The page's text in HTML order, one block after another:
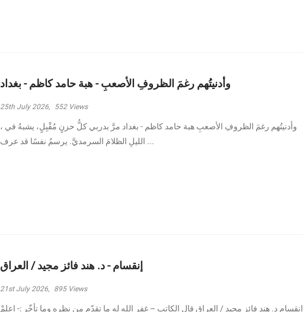
وأدنيتُهم رغمَ الظروفِ الأصعبِ - هبة حامد كاظم - بغداد
25th July 2026, 552Views
، وأدنيتُهم رغمَ الظروفِ الأصعبِ هبة حامد كاظم - بغداد مرَّ بدربي كلُّ حزنٍ مُقْبِلٍ، يشبهُ في
الليلِ الظلامَ السرمديَّ. يرسمُ نفسًا قد عرف ...
إنقسام - د. هند فائز مجيد / العراق
21st July 2026, 895Views
إنقسام د. هند فائز مجيد / العراق ‏قال الكاتب – غفر الله له ما تقدّم من نظره وما تأخّر :- ‏اعلمْ